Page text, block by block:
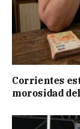
Corrientes
morosidad